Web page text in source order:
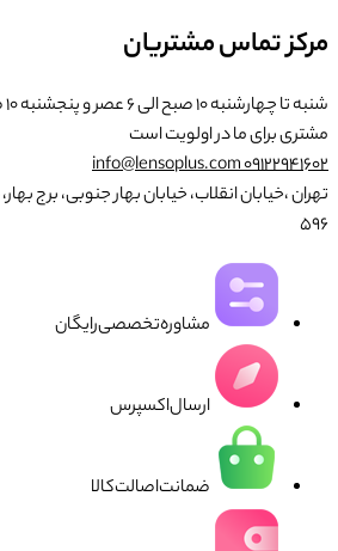
مرکز تماس مشتریان
شنبه تا چهارشنبه ۱۰ صبح الی ۶ عصر و پنجشنبه ۱۰ صبح الی ۱۶ عصر
مشتری برای ما در اولویت است
۰۹۱۲۲۹۴۱۶۰۲info@lensoplus.com
تهران ،خیابان انقلاب، خیابان بهار جنوبی، برج
۵۹۶
مشاوره‌تخصصی‌رایگان
ارسال‌اکسپرس
ضمانت‌اصالت‌کالا